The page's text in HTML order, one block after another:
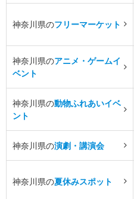
神奈川県のフリーマーケット
神奈川県のアニメ・ゲームイ
ベント
神奈川県の動物ふれあいイベ
ント
神奈川県の演劇・講演会
神奈川県の夏休みスポット